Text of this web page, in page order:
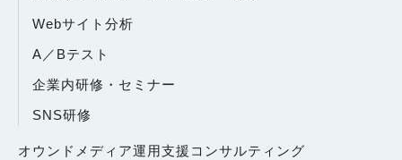
Webサイト分析
A／Bテスト
企業内研修・セミナー
SNS研修
オウンドメディア運用支援コンサルティング